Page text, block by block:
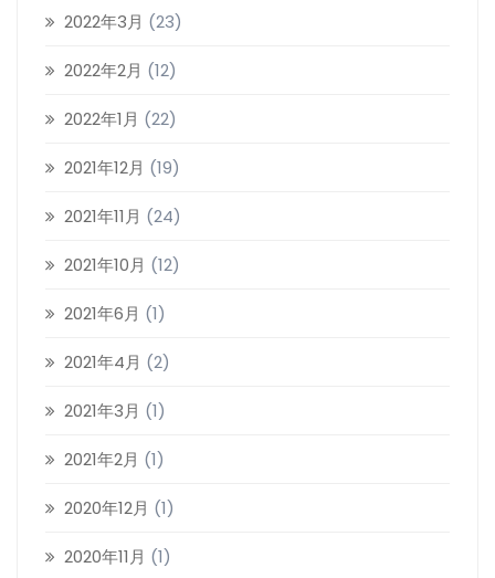
2022年3月 (23)
2022年2月 (12)
2022年1月 (22)
2021年12月 (19)
2021年11月 (24)
2021年10月 (12)
2021年6月 (1)
2021年4月 (2)
2021年3月 (1)
2021年2月 (1)
2020年12月 (1)
2020年11月 (1)